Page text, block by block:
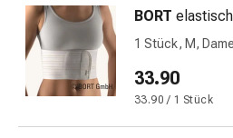
Elastische
Wundbinden
Kompressen
Fingerverbände
Fixationspflaster
Gazen
BORT
1 Stück, M,
33.90
33.90 / 1 Stück